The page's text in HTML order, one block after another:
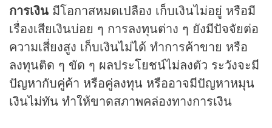
การเงิน มีโอกาสหมดเปลือง เก็บเงินไม่อยู่ หรือมี
เรื่องเสียเงินบ่อย ๆ การลงทุนต่าง ๆ ยังมีปัจจัยต่อ
ความเสี่ยงสูง เก็บเงินไม่ได้ ทำการค้าขาย หรือ
ลงทุนติด ๆ ขัด ๆ ผลประโยชน์ไม่ลงตัว ระวังจะมี
ปัญหากับคู่ค้า หรือคู่ลงทุน หรืออาจมีปัญหาหมุน
เงินไม่ทัน ทำให้ขาดสภาพคล่องทางการเงิน